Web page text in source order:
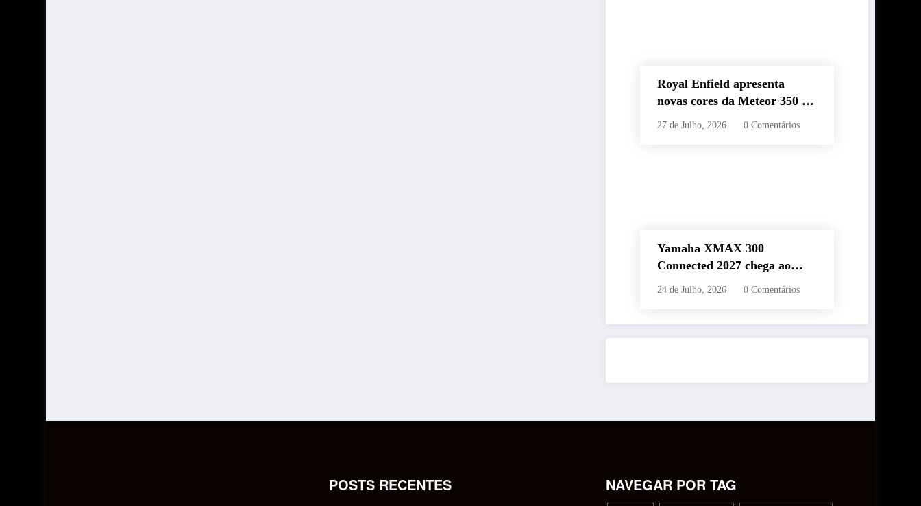
Royal Enfield apresenta
novas cores da Meteor 350 e
revela edição especial da
27 de Julho, 2026 0 Comentários
Yamaha XMAX 300
Connected 2027 chega ao
Brasil com novas cores,
24 de Julho, 2026 0 Comentários
POSTS RECENTES NAVEGAR POR TAG